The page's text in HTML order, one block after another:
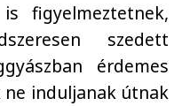
figyelmeztetnek,
szedett
érdemes
induljanak útnak